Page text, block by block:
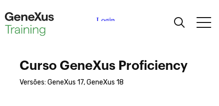
Versões: GeneXus 17, GeneXus 18
Curso GeneXus Proficiency